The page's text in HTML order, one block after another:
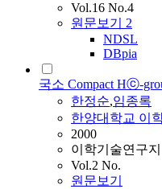
Vol.16 No.4
원문보기 2
NDSL
DBpia
국소 Compact Hⓒ-
한정순,임종록
한양대학교 이
2000
이학기술연구지
Vol.2 No.
원문보기